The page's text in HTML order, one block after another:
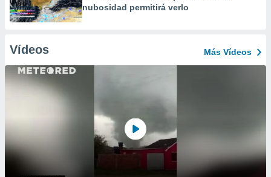
nubosidad permitirá verlo
Vídeos Más Vídeos